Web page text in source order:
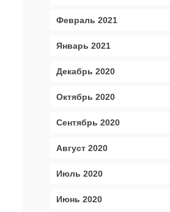
Февраль 2021
Январь 2021
Декабрь 2020
Октябрь 2020
Сентябрь 2020
Август 2020
Июль 2020
Июнь 2020